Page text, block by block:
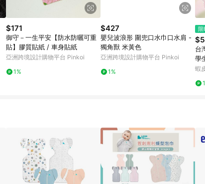
實際價格有異，以蝦皮賣場價格為準 8. 使用代繳服務不具贈點資格 9.
$171
御守－一生平安【防水防曬可重
貼】膠質貼紙 / 車身貼紙
亞洲跨境設計購物平台 Pinkoi
1%
$427
嬰兒波浪形 圍兜口水巾口水肩 -
獨角獸 米黃色
亞洲跨境設計購物平台 Pinkoi
1%
限
台
學
遮陽傘
蝦